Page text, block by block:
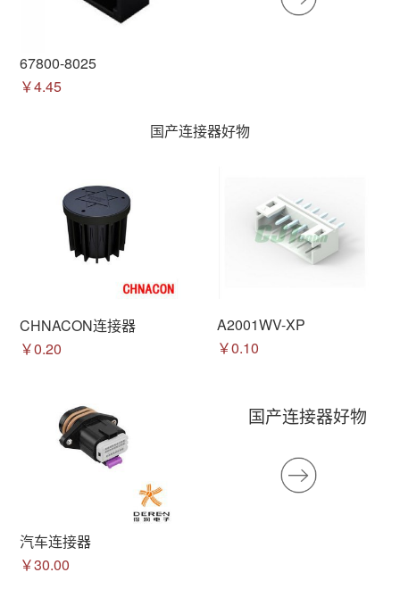
67800-8025
￥4.45
国产连接器好物
CHNACON连接器
￥0.20
A2001WV-XP
￥0.10
汽车连接器
￥30.00
国产连接器好物